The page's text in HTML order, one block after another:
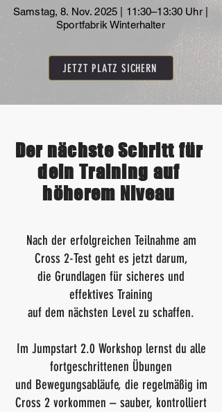
Samstag, 8. Nov. 2025 | 11:30–13:30 Uhr |
Sportfabrik Winterhalter
JETZT PLATZ SICHERN
Der nächste Schritt für
dein Training auf
höherem Niveau
Nach der erfolgreichen Teilnahme am
Cross 2-Test geht es jetzt darum,
die Grundlagen für sicheres und
effektives Training
auf dem nächsten Level zu schaffen.
Im Jumpstart 2.0 Workshop lernst du alle
fortgeschrittenen Übungen
und Bewegungsabläufe, die regelmäßig im
Cross 2 vorkommen – sauber, kontrolliert